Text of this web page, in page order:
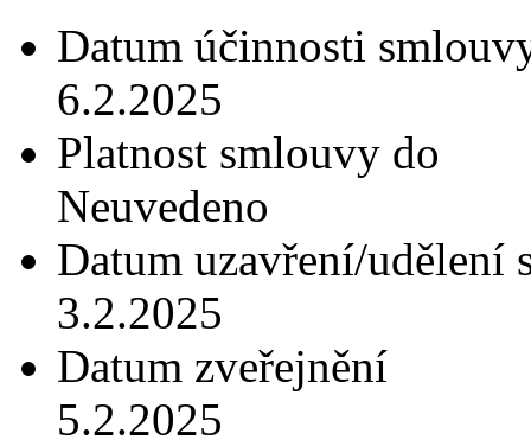
Datum účinnosti
6.2.2025
Platnost smlouvy do
Neuvedeno
Datum uzavření/udělení
3.2.2025
Datum zveřejnění
5.2.2025